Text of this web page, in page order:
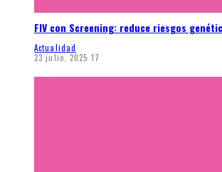
FIV con Screening: reduce riesgos
Actualidad
23 julio, 2025 17